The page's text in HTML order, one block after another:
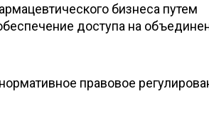
бизнеса путем
доступа на
правовое